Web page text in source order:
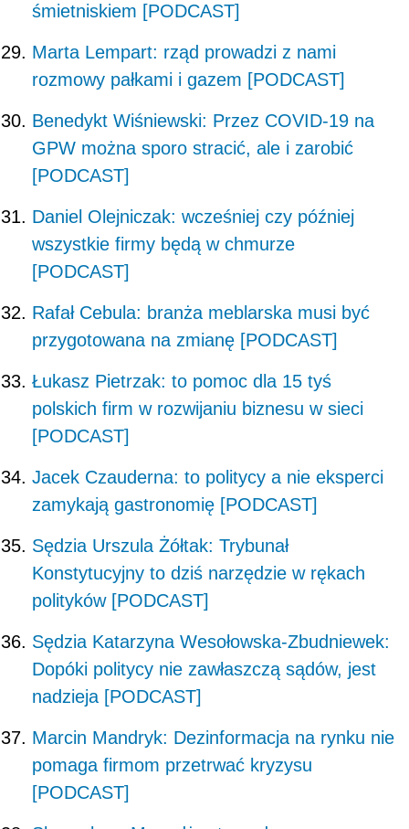
śmietniskiem [PODCAST]
Marta Lempart: rząd prowadzi z nami
rozmowy pałkami i gazem [PODCAST]
Benedykt Wiśniewski: Przez COVID-19 na
GPW można sporo stracić, ale i zarobić
[PODCAST]
Daniel Olejniczak: wcześniej czy później
wszystkie firmy będą w chmurze
[PODCAST]
Rafał Cebula: branża meblarska musi być
przygotowana na zmianę [PODCAST]
Łukasz Pietrzak: to pomoc dla 15 tyś
polskich firm w rozwijaniu biznesu w sieci
[PODCAST]
Jacek Czauderna: to politycy a nie eksperci
zamykają gastronomię [PODCAST]
Sędzia Urszula Żółtak: Trybunał
Konstytucyjny to dziś narzędzie w rękach
polityków [PODCAST]
Sędzia Katarzyna Wesołowska-Zbudniewek:
Dopóki politycy nie zawłaszczą sądów, jest
nadzieja [PODCAST]
Marcin Mandryk: Dezinformacja na rynku nie
pomaga firmom przetrwać kryzysu
[PODCAST]